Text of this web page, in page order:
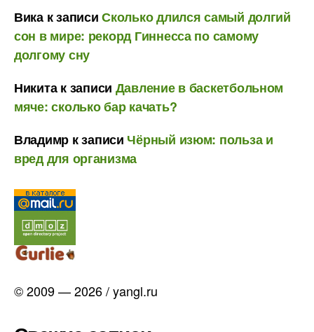
Викак записиСколько длился самый долгий
сон в мире: рекорд Гиннесса по самому
долгому сну
Никитак записи Давление в баскетбольном
мяче: сколько бар качать?
Владимр к записи Чёрный изюм: польза и
вред для организма
© 2009 — 2026 / yangl.ru